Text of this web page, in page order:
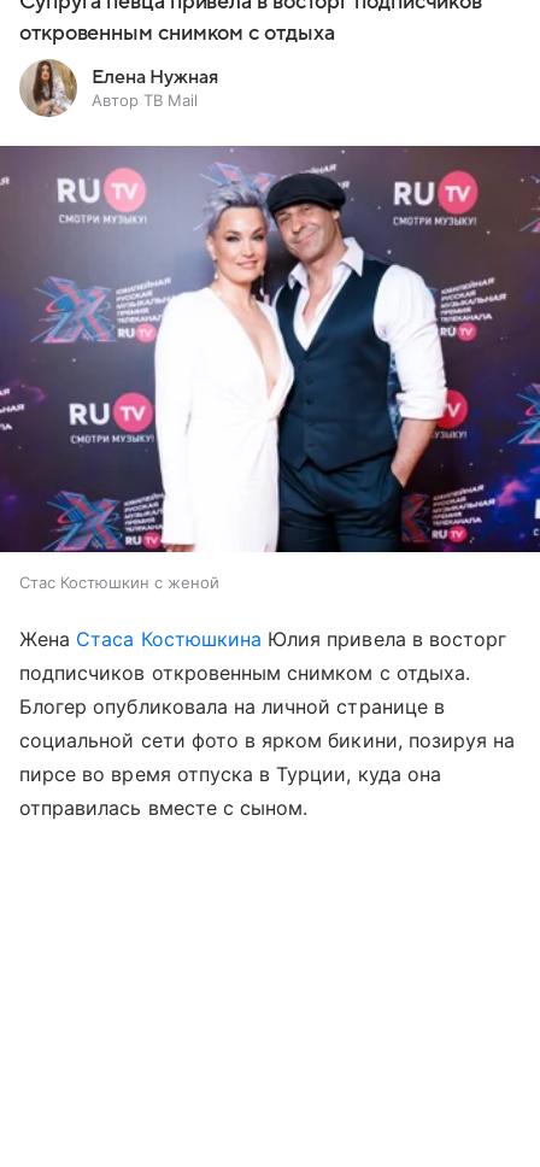
откровенным снимком с отдыха
Елена Нужная
Автор ТВ Mail
Стас Костюшкин с женой
Жена Стаса Костюшкина Юлия привела в восторг
подписчиков откровенным снимком с отдыха.
Блогер опубликовала на личной странице в
социальной сети фото в ярком бикини, позируя на
пирсе во время отпуска в Турции, куда она
отправилась вместе с сыном.